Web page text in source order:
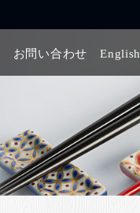
お問い合わせ English